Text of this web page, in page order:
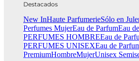
Destacados
New InHaute ParfumerieSólo en
Perfumes MujerEau de ParfumEau
PERFUMES HOMBREEau de
PERFUMES UNISEXEau de
PremiumHombreMujerUnisex